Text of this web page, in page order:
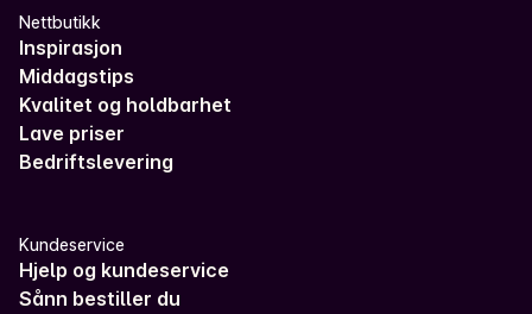
Nettbutikk
Inspirasjon
Middagstips
Kvalitet og holdbarhet
Lave priser
Bedriftslevering
Kundeservice
Hjelp og kundeservice
Sånn bestiller du